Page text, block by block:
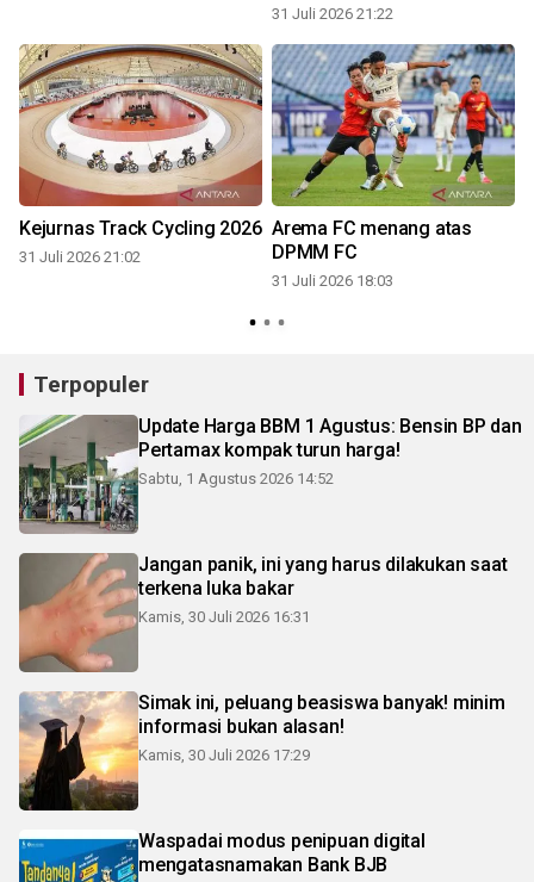
31 Juli 2026 21:22
Kejurnas Track Cycling 2026
31 Juli 2026 21:02
Arema FC menang atas
DPMM FC
31 Juli 2026 18:03
Terpopuler
Update Harga BBM 1 Agustus: Bensin BP dan
Pertamax kompak turun harga!
Sabtu, 1 Agustus 2026 14:52
Jangan panik, ini yang harus dilakukan saat
terkena luka bakar
Kamis, 30 Juli 2026 16:31
Simak ini, peluang beasiswa banyak! minim
informasi bukan alasan!
Kamis, 30 Juli 2026 17:29
Waspadai modus penipuan digital
mengatasnamakan Bank BJB